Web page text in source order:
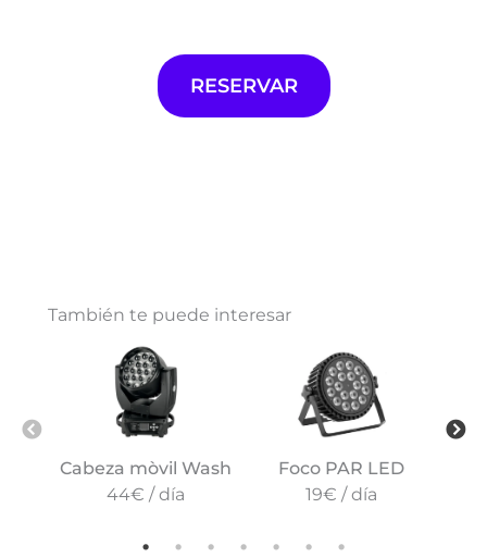
RESERVAR
También te puede interesar
Cabeza mòvil Wash
44€ / día
Foco PAR LED
19€ / día